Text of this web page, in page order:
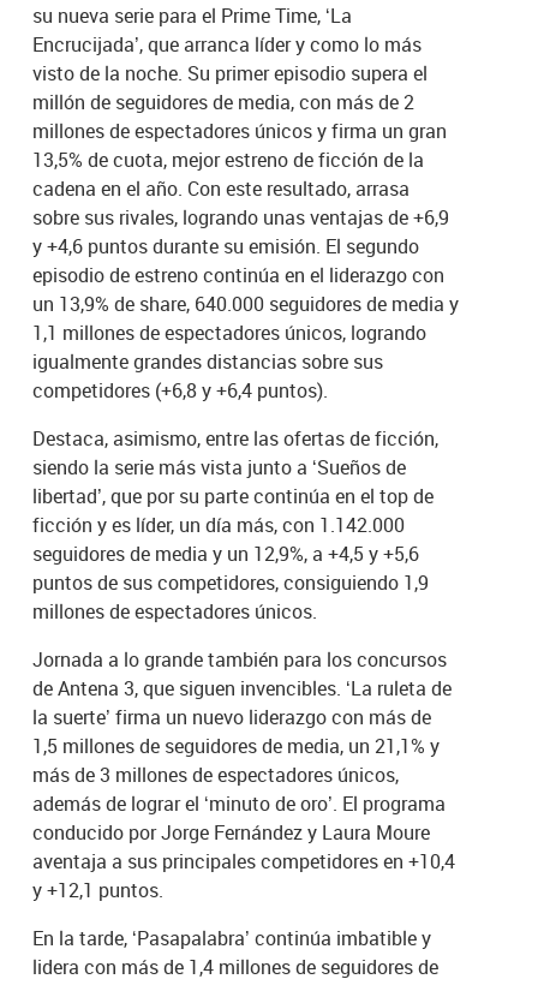
su nueva serie para el Prime Time, ‘La
Encrucijada’, que arranca líder y como lo más
visto de la noche. Su primer episodio supera el
millón de seguidores de media, con más de 2
millones de espectadores únicos y firma un gran
13,5% de cuota, mejor estreno de ficción de la
cadena en el año. Con este resultado, arrasa
sobre sus rivales, logrando unas ventajas de +6,9
y +4,6 puntos durante su emisión. El segundo
episodio de estreno continúa en el liderazgo con
un 13,9% de share, 640.000 seguidores de media y
1,1 millones de espectadores únicos, logrando
igualmente grandes distancias sobre sus
competidores (+6,8 y +6,4 puntos).
Destaca, asimismo, entre las ofertas de ficción,
siendo la serie más vista junto a ‘Sueños de
libertad’, que por su parte continúa en el top de
ficción y es líder, un día más, con 1.142.000
seguidores de media y un 12,9%, a +4,5 y +5,6
puntos de sus competidores, consiguiendo 1,9
millones de espectadores únicos.
Jornada a lo grande también para los concursos
de Antena 3, que siguen invencibles. ‘La ruleta de
la suerte’ firma un nuevo liderazgo con más de
1,5 millones de seguidores de media, un 21,1% y
más de 3 millones de espectadores únicos,
además de lograr el ‘minuto de oro’. El programa
conducido por Jorge Fernández y Laura Moure
aventaja a sus principales competidores en +10,4
y +12,1 puntos.
En la tarde, ‘Pasapalabra’ continúa imbatible y
lidera con más de 1,4 millones de seguidores de